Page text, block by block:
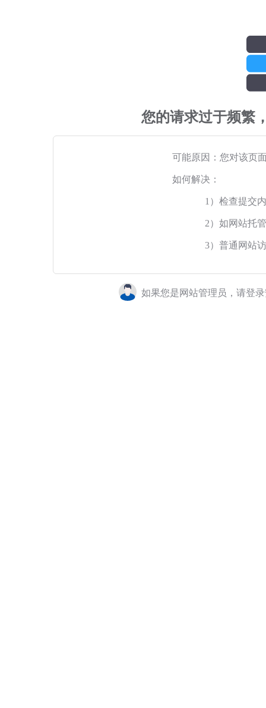
您的请求过于频繁
可能原因：您对该页
如何解决：
1）检查提交
2）如网站托
3）普通网站
如果您是网站管理员，请登